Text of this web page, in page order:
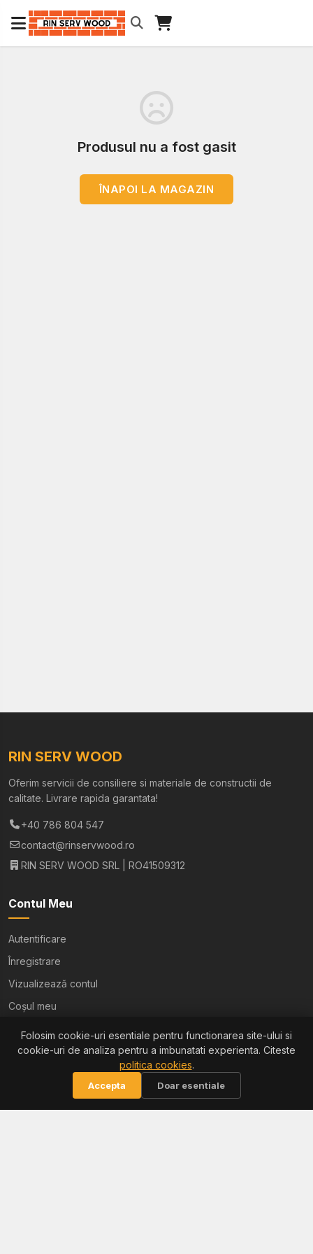
Produsul nu a fost gasit
ÎNAPOI LA MAGAZIN
RIN SERV WOOD
Oferim servicii de consiliere si materiale de constructii de
calitate. Livrare rapida garantata!
+40 786 804 547
contact@rinservwood.ro
RIN SERV WOOD SRL | RO41509312
Contul Meu
Autentificare
Înregistrare
Vizualizează contul
Coșul meu
Ajutor
Termeni și condiții
Politica de confidențialitate
Folosim cookie-uri esentiale pentru functionarea site-ului si
cookie-uri de analiza pentru a imbunatati experienta. Citeste
politica cookies.
Accepta Doar esentiale